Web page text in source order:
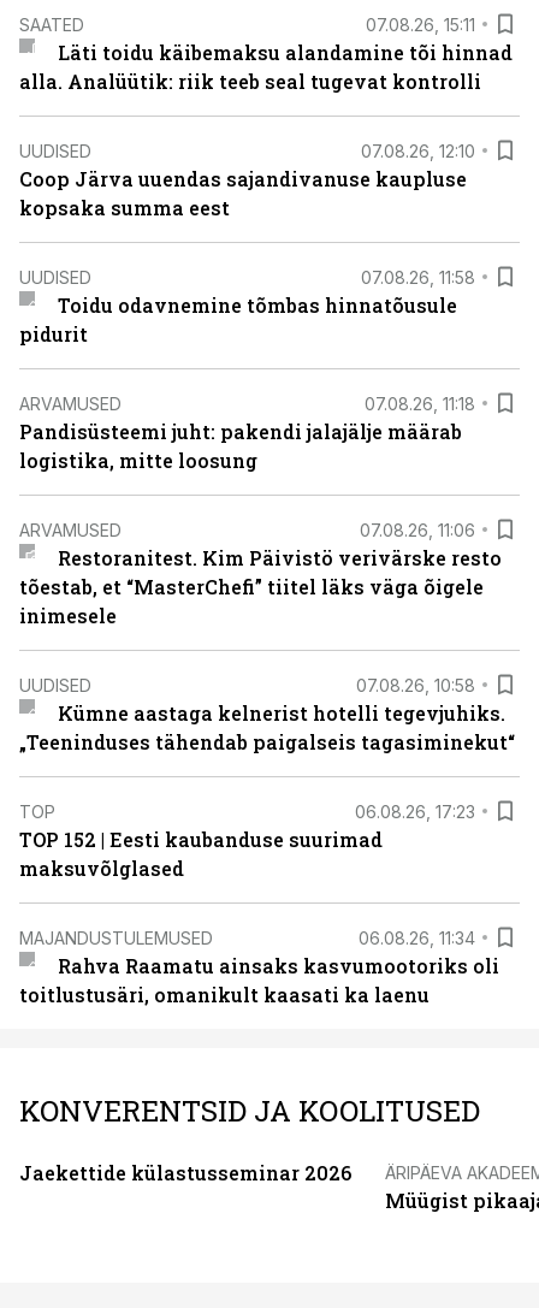
SAATED 07.08.26, 15:11
Läti toidu käibemaksu alandamine tõi hinnad
alla. Analüütik: riik teeb seal tugevat kontrolli
UUDISED 07.08.26, 12:10
Coop Järva uuendas sajandivanuse kaupluse
kopsaka summa eest
UUDISED 07.08.26, 11:58
Toidu odavnemine tõmbas hinnatõusule
pidurit
ARVAMUSED 07.08.26, 11:18
Pandisüsteemi juht: pakendi jalajälje määrab
logistika, mitte loosung
ARVAMUSED 07.08.26, 11:06
Restoranitest. Kim Päivistö verivärske resto
tõestab, et “MasterChefi” tiitel läks väga õigele
inimesele
UUDISED 07.08.26, 10:58
Kümne aastaga kelnerist hotelli tegevjuhiks.
„Teeninduses tähendab paigalseis tagasiminekut“
TOP 06.08.26, 17:23
TOP 152 | Eesti kaubanduse suurimad
maksuvõlglased
MAJANDUSTULEMUSED 06.08.26, 11:34
Rahva Raamatu ainsaks kasvumootoriks oli
toitlustusäri, omanikult kaasati ka laenu
KONVERENTSID JA KOOLITUSED
Jaekettide külastusseminar 2026 ÄRIPÄEVA
Müügist